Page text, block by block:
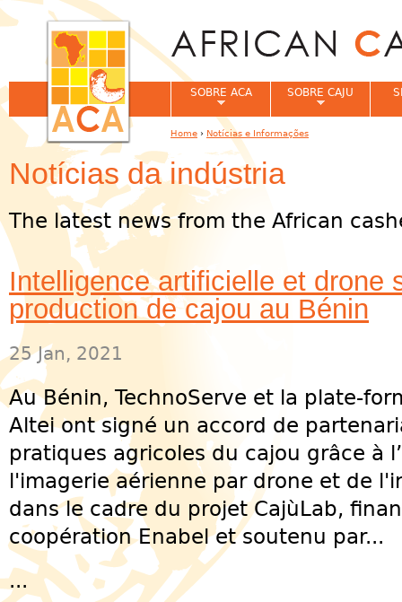
Notícias da indústria
The latest news from the African
Intelligence artificielle et drone
production de cajou au Bénin
25 Jan, 2021
Au Bénin, TechnoServe et la plate-
Altei ont signé un accord de
pratiques agricoles du cajou grâce à
l'imagerie aérienne par drone et de
dans le cadre du projet CajùLab,
coopération Enabel et soutenu par...
...
SOBRE ACA SOBRE CAJU
You are here
Home › Notícias e Informações